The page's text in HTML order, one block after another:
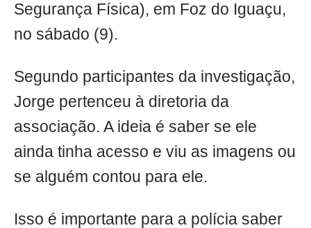
Segurança Física), em Foz do Iguaçu,
no sábado (9).
Segundo participantes da investigação,
Jorge pertenceu à diretoria da
associação. A ideia é saber se ele
ainda tinha acesso e viu as imagens ou
se alguém contou para ele.
Isso é importante para a polícia saber